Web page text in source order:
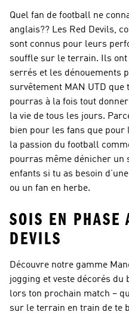
Quel fan de football ne
anglais?? Les Red Devils,
sont connus pour leurs
souffle sur le terrain. Ils
serrés et les dénouements
survêtement MAN UTD que
pourras à la fois tout
la vie de tous les jours.
bien pour les fans que
la passion du football
pourras même dénicher un
enfants si tu as besoin
ou un fan en herbe.
SOIS EN PHASE
DEVILS
Découvre notre gamme
jogging et veste décorés
lors ton prochain match –
sur le terrain en train de te